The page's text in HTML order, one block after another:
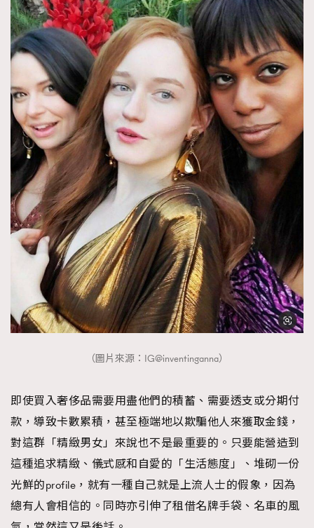
AFrenchMind
DressLikeAParisienne
EmpowerF
FashionWeek FigaroAesthetic
（圖片來源：IG@inventinganna）
即使買入奢侈品需要用盡他們的積蓄、需要透支或分期付
款，導致卡數累積，甚至極端地以欺騙他人來獲取金錢，
對這群「精緻男女」來說也不是最重要的。只要能營造到
這種追求精緻、儀式感和自愛的「生活態度」、堆砌一份
光鮮的profile，就有一種自己就是上流人士的假象，因為
總有人會相信的。同時亦引伸了租借名牌手袋、名車的風